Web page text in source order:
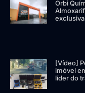
Orbi
[Vídeo]
imóvel
líder do